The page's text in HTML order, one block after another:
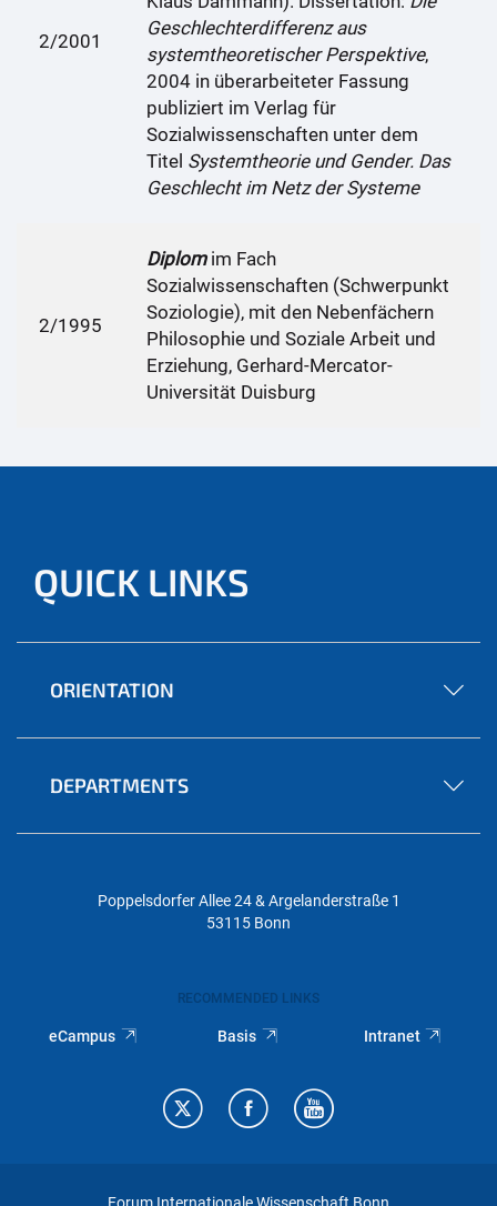
2/2001
Geschlechterdifferenz aus
systemtheoretischer Perspektive,
2004 in überarbeiteter Fassung
publiziert im Verlag für
Sozialwissenschaften unter dem
Titel Systemtheorie und Gender. Das
Geschlecht im Netz der Systeme
2/1995
Diplomim Fach
Sozialwissenschaften (Schwerpunkt
Soziologie), mit den Nebenfächern
Philosophie und Soziale Arbeit und
Erziehung, Gerhard-Mercator-
Universität Duisburg
QUICK LINKS
ORIENTATION
DEPARTMENTS
Poppelsdorfer Allee 24 & Argelanderstraße 1
53115 Bonn
RECOMMENDED LINKS
eCampus Basis Intranet